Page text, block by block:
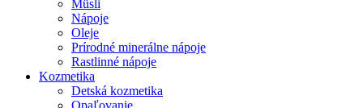
Müsli
Nápoje
Oleje
Prírodné minerálne nápoje
Rastlinné nápoje
Kozmetika
Detská kozmetika
Opaľovanie